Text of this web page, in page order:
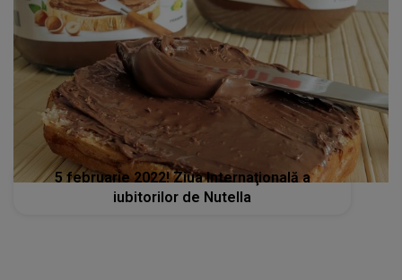
5 februarie 2022! Ziua Internaţională a
iubitorilor de Nutella